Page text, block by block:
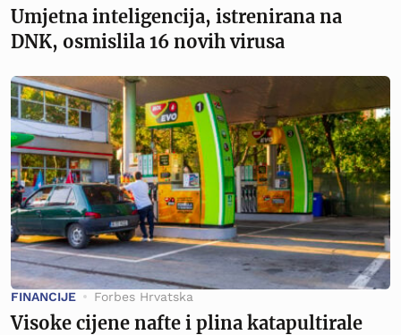
Umjetna inteligencija, istrenirana na
DNK, osmislila 16 novih virusa
FINANCIJE Forbes Hrvatska
Visoke cijene nafte i plina katapultirale